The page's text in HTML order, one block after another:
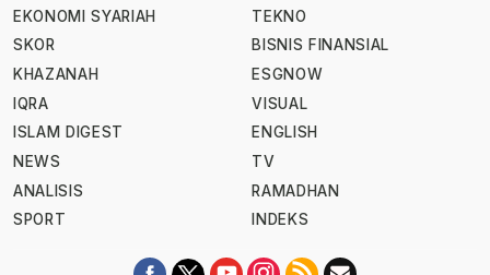
EKONOMI SYARIAH
SKOR
KHAZANAH
IQRA
ISLAM DIGEST
NEWS
ANALISIS
SPORT
TEKNO
BISNIS FINANSIAL
ESGNOW
VISUAL
ENGLISH
TV
RAMADHAN
INDEKS